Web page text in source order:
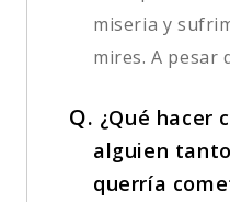
miseria y
mires. A pesar
Q. ¿Qué hacer
alguien
querría